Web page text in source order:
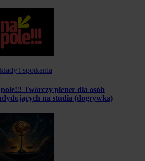
i spotkania
Twórczy plener dla osób
na studia (dogrywka)